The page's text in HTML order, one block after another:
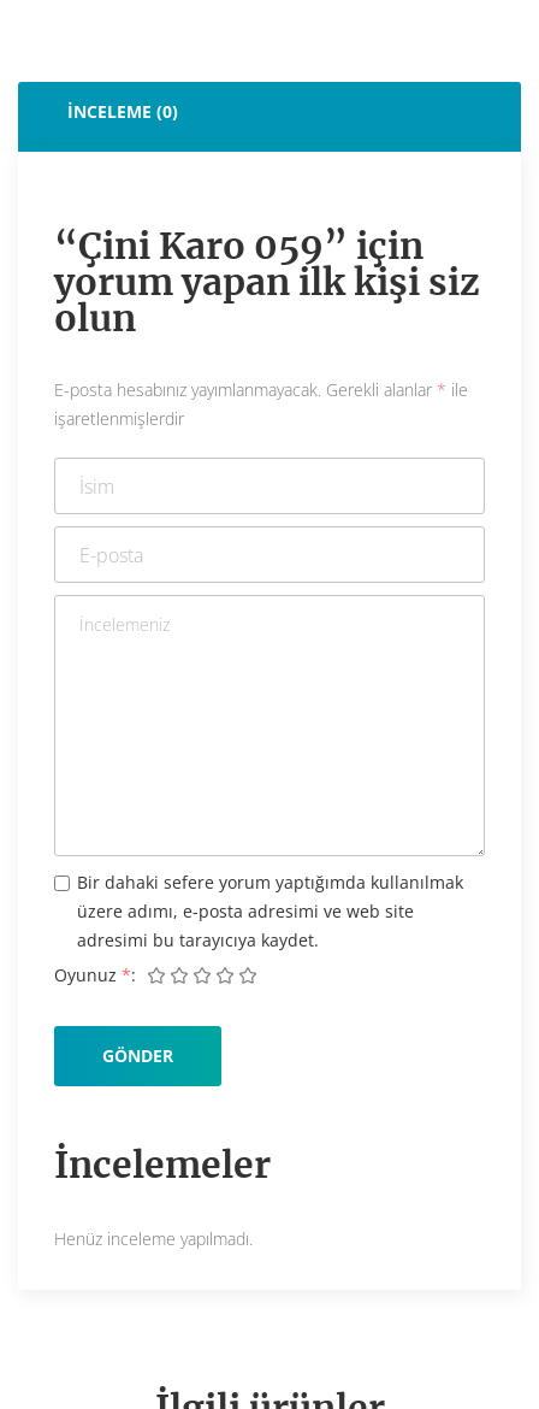
İNCELEME (0)
İncelemeler
Henüz inceleme yapılmadı.
“Çini Karo 059” için
yorum yapan ilk kişi siz
olun
E-posta hesabınız yayımlanmayacak. Gerekli alanlar * ile
işaretlenmişlerdir
Oyunuz *
Bir dahaki sefere yorum yaptığımda kullanılmak
üzere adımı, e-posta adresimi ve web site
adresimi bu tarayıcıya kaydet.